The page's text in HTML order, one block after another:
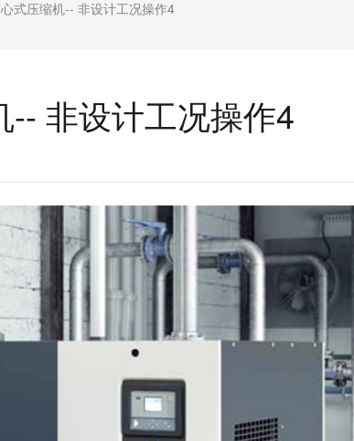
式压缩机-- 非设计工况操作4
非设计工况操作4